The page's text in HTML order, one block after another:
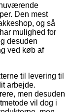
Den mest
og så
mulighed for
desuden
ved køb af
til levering til
arbejde.
men desuden
vil dog i